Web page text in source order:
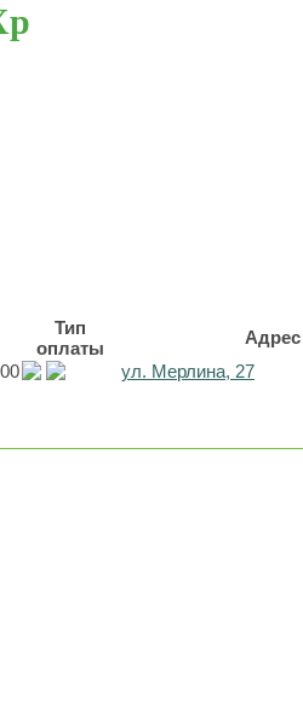
Тип
оплаты
Адрес
ул. Мерлина, 27